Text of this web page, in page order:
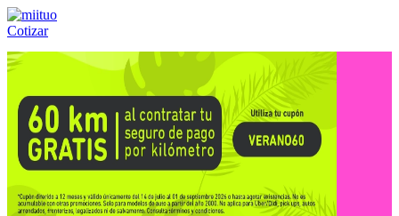
Cotizar
Llámanos al:(55) 84-21-05-00 ó